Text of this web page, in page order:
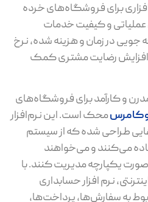
برای فروشگاه‌های خرده
عملیاتی و کیفیت خدمات
در زمان و هزینه شده، نرخ
افزایش رضایت مشتری کمک
مدرن و کارآمد برای فروشگاه‌های
محک است. این نرم‌افزار
طراحی شده که از سیستم
می‌کنند و می‌خواهند
یکپارچه مدیریت کنند. با
نرم افزار حسابداری
به سفارش‌ها، پرداخت‌ها،